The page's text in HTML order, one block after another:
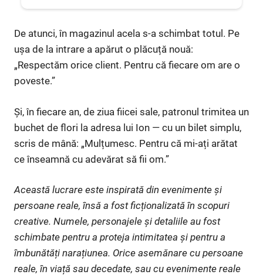
De atunci, în magazinul acela s-a schimbat totul. Pe
ușa de la intrare a apărut o plăcuță nouă:
„Respectăm orice client. Pentru că fiecare om are o
poveste.”
Și, în fiecare an, de ziua fiicei sale, patronul trimitea un
buchet de flori la adresa lui Ion — cu un bilet simplu,
scris de mână: „Mulțumesc. Pentru că mi-ați arătat
ce înseamnă cu adevărat să fii om.”
Această lucrare este inspirată din evenimente și
persoane reale, însă a fost ficționalizată în scopuri
creative. Numele, personajele și detaliile au fost
schimbate pentru a proteja intimitatea și pentru a
îmbunătăți narațiunea. Orice asemănare cu persoane
reale, în viață sau decedate, sau cu evenimente reale